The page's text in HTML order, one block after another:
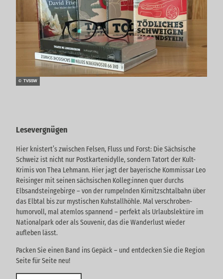
Lesevergnügen
Hier knistert’s zwischen Felsen, Fluss und Forst: Die Sächsische
Schweiz ist nicht nur Postkartenidylle, sondern Tatort der Kult-
Krimis von Thea Lehmann. Hier jagt der bayerische Kommissar Leo
Reisinger mit seinen sächsischen Kolleg:innen quer durchs
Elbsandsteingebirge – von der rumpelnden Kirnitzschtalbahn über
das Elbtal bis zur mystischen Kuhstallhöhle. Mal verschroben-
humorvoll, mal atemlos spannend – perfekt als Urlaubslektüre im
Nationalpark oder als Souvenir, das die Wanderlust wieder
aufleben lässt.
Packen Sie einen Band ins Gepäck – und entdecken Sie die Region
Seite für Seite neu!
© TVSSW